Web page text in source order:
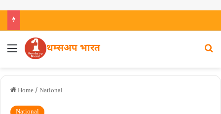
थम्सअप भारत
Home / National
National